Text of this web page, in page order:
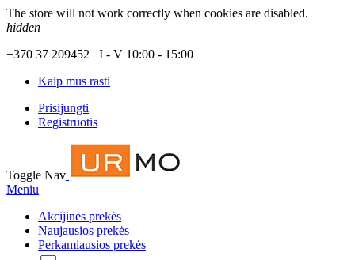
The store will not work correctly when cookies are disabled.
hidden
+370 37 209452 I - V 10:00 - 15:00
Kaip mus rasti
Prisijungti
Registruotis
Toggle Nav
Meniu
Akcijinės prekės
Naujausios prekės
Perkamiausios prekės